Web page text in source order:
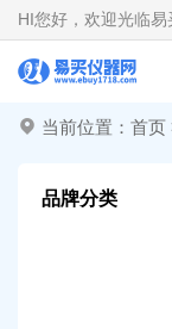
HI您好，欢迎光临易
当前位置： 首页
品牌分类